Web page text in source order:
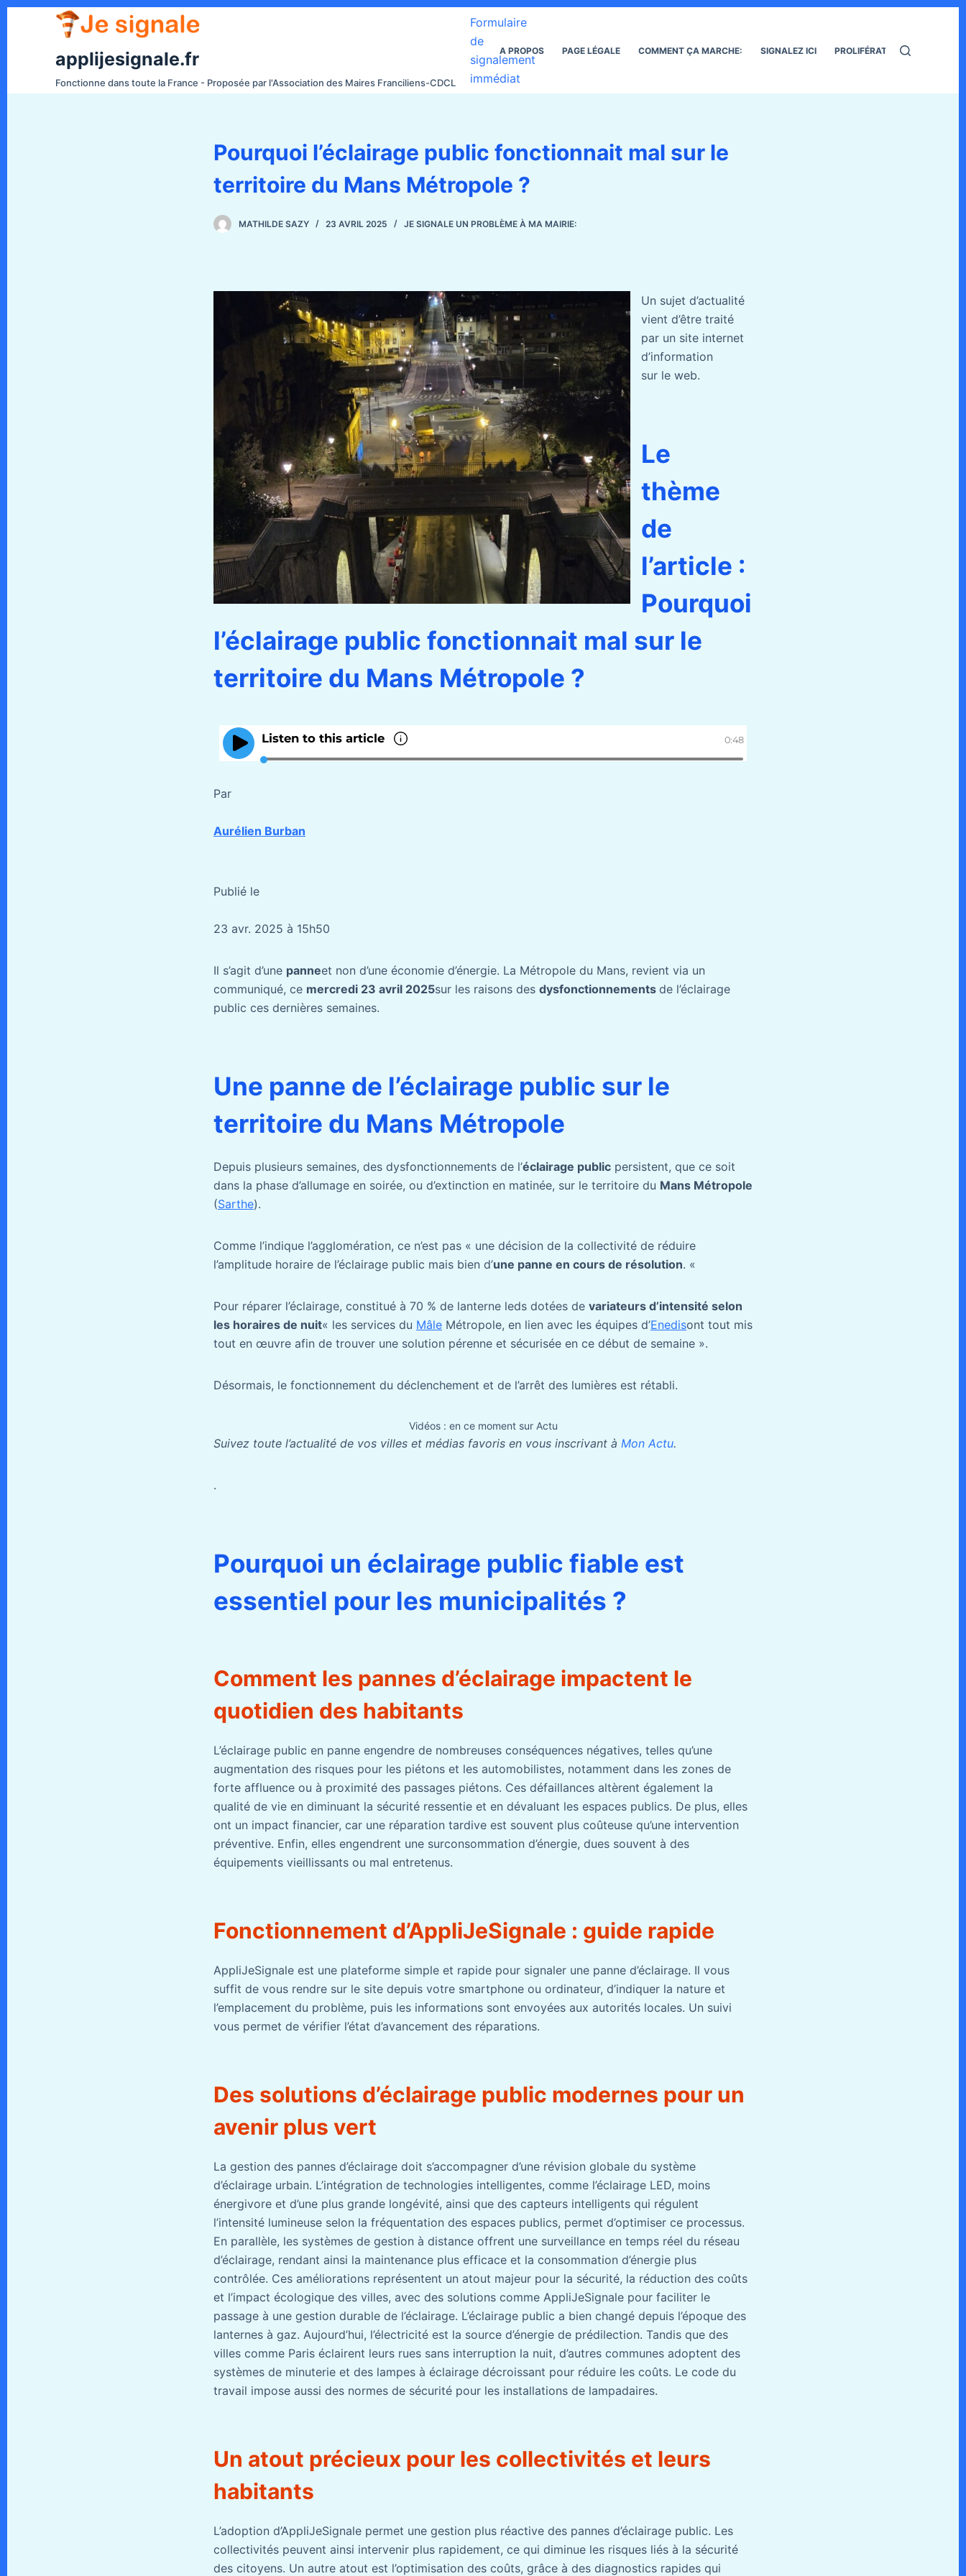
e
applijesignale.fr
Fonctionne dans toute la France - Proposée par l'Association des Maires Franciliens-CDCL
Formulaire
de
signalement
immédiat
A PROPOS PAGE LÉGALE COMMENT ÇA MARCHE: SIGNALEZ ICI PROLIFÉRATION DES RATS
Pourquoi l’éclairage public fonctionnait mal sur le
territoire du Mans Métropole ?
MATHILDE SAZY 23 AVRIL 2025 JE SIGNALE UN PROBLÈME À MA MAIRIE:
Un sujet d’actualité
vient d’être traité
par un site internet
d’information
sur le web.
Le
thème
de
l’article :
Pourquoi
l’éclairage public fonctionnait mal sur le
territoire du Mans Métropole ?
Par
Aurélien Burban
Publié le
23 avr. 2025 à 15h50
Il s’agit d’une panneet non d’une économie d’énergie. La Métropole du Mans, revient via un
communiqué, ce mercredi 23 avril 2025sur les raisons des dysfonctionnements de l’éclairage
public ces dernières semaines.
Une panne de l’éclairage public sur le
territoire du Mans Métropole
Depuis plusieurs semaines, des dysfonctionnements de l’éclairage public persistent, que ce soit
dans la phase d’allumage en soirée, ou d’extinction en matinée, sur le territoire du Mans Métropole
(Sarthe).
Comme l’indique l’agglomération, ce n’est pas « une décision de la collectivité de réduire
l’amplitude horaire de l’éclairage public mais bien d’une panne en cours de résolution. «
Pour réparer l’éclairage, constitué à 70 % de lanterne leds dotées de variateurs d’intensité selon
les horaires de nuit« les services du Mâle Métropole, en lien avec les équipes d’Enedisont tout mis
tout en œuvre afin de trouver une solution pérenne et sécurisée en ce début de semaine ».
Désormais, le fonctionnement du déclenchement et de l’arrêt des lumières est rétabli.
Vidéos : en ce moment sur Actu
Suivez toute l’actualité de vos villes et médias favoris en vous inscrivant à Mon Actu.
.
Pourquoi un éclairage public fiable est
essentiel pour les municipalités ?
Comment les pannes d’éclairage impactent le
quotidien des habitants
L’éclairage public en panne engendre de nombreuses conséquences négatives, telles qu’une
augmentation des risques pour les piétons et les automobilistes, notamment dans les zones de
forte affluence ou à proximité des passages piétons. Ces défaillances altèrent également la
qualité de vie en diminuant la sécurité ressentie et en dévaluant les espaces publics. De plus, elles
ont un impact financier, car une réparation tardive est souvent plus coûteuse qu’une intervention
préventive. Enfin, elles engendrent une surconsommation d’énergie, dues souvent à des
équipements vieillissants ou mal entretenus.
Fonctionnement d’AppliJeSignale : guide rapide
AppliJeSignale est une plateforme simple et rapide pour signaler une panne d’éclairage. Il vous
suffit de vous rendre sur le site depuis votre smartphone ou ordinateur, d’indiquer la nature et
l’emplacement du problème, puis les informations sont envoyées aux autorités locales. Un suivi
vous permet de vérifier l’état d’avancement des réparations.
Des solutions d’éclairage public modernes pour un
avenir plus vert
La gestion des pannes d’éclairage doit s’accompagner d’une révision globale du système
d’éclairage urbain. L’intégration de technologies intelligentes, comme l’éclairage LED, moins
énergivore et d’une plus grande longévité, ainsi que des capteurs intelligents qui régulent
l’intensité lumineuse selon la fréquentation des espaces publics, permet d’optimiser ce processus.
En parallèle, les systèmes de gestion à distance offrent une surveillance en temps réel du réseau
d’éclairage, rendant ainsi la maintenance plus efficace et la consommation d’énergie plus
contrôlée. Ces améliorations représentent un atout majeur pour la sécurité, la réduction des coûts
et l’impact écologique des villes, avec des solutions comme AppliJeSignale pour faciliter le
passage à une gestion durable de l’éclairage. L’éclairage public a bien changé depuis l’époque des
lanternes à gaz. Aujourd’hui, l’électricité est la source d’énergie de prédilection. Tandis que des
villes comme Paris éclairent leurs rues sans interruption la nuit, d’autres communes adoptent des
systèmes de minuterie et des lampes à éclairage décroissant pour réduire les coûts. Le code du
travail impose aussi des normes de sécurité pour les installations de lampadaires.
Un atout précieux pour les collectivités et leurs
habitants
L’adoption d’AppliJeSignale permet une gestion plus réactive des pannes d’éclairage public. Les
collectivités peuvent ainsi intervenir plus rapidement, ce qui diminue les risques liés à la sécurité
des citoyens. Un autre atout est l’optimisation des coûts, grâce à des diagnostics rapides qui